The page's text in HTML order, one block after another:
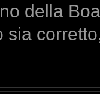
della
sia